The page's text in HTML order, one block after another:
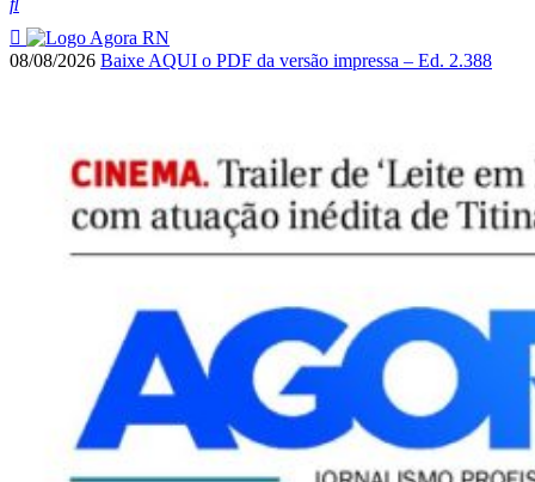
08/08/2026 Baixe AQUI o PDF da versão impressa – Ed. 2.388